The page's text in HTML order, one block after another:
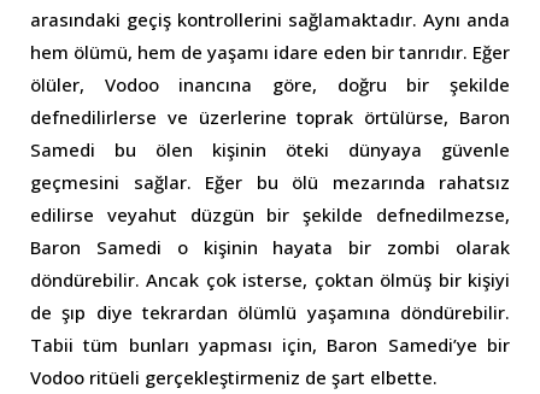
arasındaki geçiş kontrollerini sağlamaktadır. Aynı anda
hem ölümü, hem de yaşamı idare eden bir tanrıdır. Eğer
ölüler, Vodoo inancına göre, doğru bir şekilde
defnedilirlerse ve üzerlerine toprak örtülürse, Baron
Samedi bu ölen kişinin öteki dünyaya güvenle
geçmesini sağlar. Eğer bu ölü mezarında rahatsız
edilirse veyahut düzgün bir şekilde defnedilmezse,
Baron Samedi o kişinin hayata bir zombi olarak
döndürebilir. Ancak çok isterse, çoktan ölmüş bir kişiyi
de şıp diye tekrardan ölümlü yaşamına döndürebilir.
Tabii tüm bunları yapması için, Baron Samedi’ye bir
Vodoo ritüeli gerçekleştirmeniz de şart elbette.